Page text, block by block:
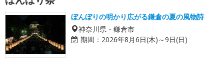
ぼんぼりの明かり広がる鎌倉の夏の風物詩
神奈川県・鎌倉市
期間： 2026年8月6日(木)～9日(日)